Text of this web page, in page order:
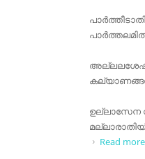
പാർത്തലമിതു
ഉല്ലാസേന
Read more